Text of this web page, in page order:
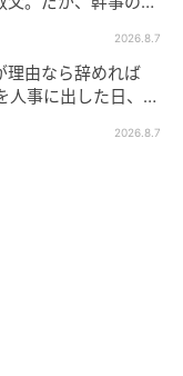
2026.8.7
理由なら辞めれば
人事に出した日、部
2026.8.7